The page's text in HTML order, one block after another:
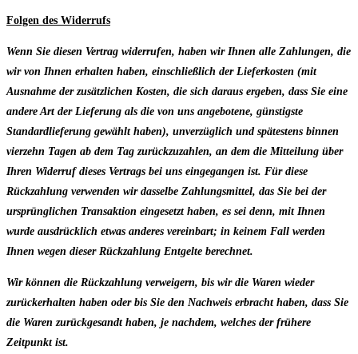
Folgen des Widerrufs
Wenn Sie diesen Vertrag widerrufen, haben wir Ihnen alle Zahlungen, die
wir von Ihnen erhalten haben, einschließlich der Lieferkosten (mit
Ausnahme der zusätzlichen Kosten, die sich daraus ergeben, dass Sie eine
andere Art der Lieferung als die von uns angebotene, günstigste
Standardlieferung gewählt haben), unverzüglich und spätestens binnen
vierzehn Tagen ab dem Tag zurückzuzahlen, an dem die Mitteilung über
Ihren Widerruf dieses Vertrags bei uns eingegangen ist. Für diese
Rückzahlung verwenden wir dasselbe Zahlungs­mittel, das Sie bei der
ursprünglichen Transaktion eingesetzt haben, es sei denn, mit Ihnen
wurde ausdrücklich etwas anderes vereinbart; in keinem Fall werden
Ihnen wegen dieser Rückzahlung Entgelte berechnet.
Wir können die Rückzahlung verweigern, bis wir die Waren wieder
zurückerhalten haben oder bis Sie den Nachweis erbracht haben, dass Sie
die Waren zurückgesandt haben, je nachdem, welches der frühere
Zeitpunkt ist.